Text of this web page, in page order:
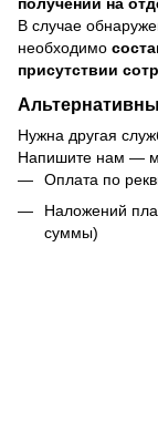
В случае
необходимо
присутствии
Нужна другая
Напишите нам —
Оплата по
Наложений
суммы)